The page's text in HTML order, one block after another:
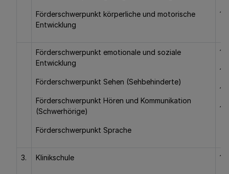
Förderschwerpunkt körperliche und motorische
Entwicklung
10
Förderschwerpunkt emotionale und soziale
Entwicklung
Förderschwerpunkt Sehen (Sehbehinderte)
Förderschwerpunkt Hören und Kommunikation
(Schwerhörige)
Förderschwerpunkt Sprache
13
11
11
13
3. Klinikschule 10